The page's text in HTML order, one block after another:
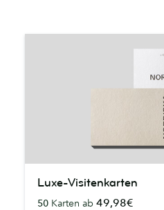
Visitenkarten
Luxe-Visitenkarten
50 Karten ab 49,98€